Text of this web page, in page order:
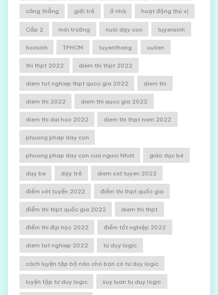
căng thẳng giới trẻ ở nhà hoạt động thú vị
Cấp 2 môi trường nuôi dạy con tuyensinh
hocsinh TPHCM tuyenthang uutien
thi thpt 2022 diem thi thpt 2022
diem tot nghiep thpt quoc gia 2022 diem thi
diem thi 2022 diem thi quoc gia 2022
diem thi dai hoc 2022 diem thi thpt nam 2022
phuong phap day con
phuong phap day con cua nguoi Nhat giáo dục bé
day be dạy trẻ diem xet tuyen 2022
điểm xét tuyển 2022 điểm thi thpt quốc gia
điểm thi thpt quốc gia 2022 diem thi thpt
điểm thi đại học 2022 điểm tốt nghiệp 2022
diem tot nghiep 2022 tư duy logic
cách luyện tập bộ não cho bạn có tư duy logic
luyện tập tư duy logic suy luan tu duy logic